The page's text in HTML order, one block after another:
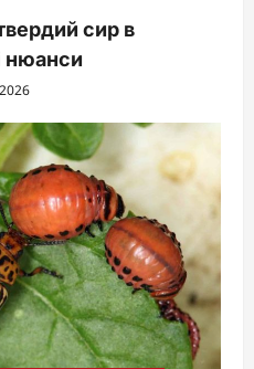
сир в
нюанси